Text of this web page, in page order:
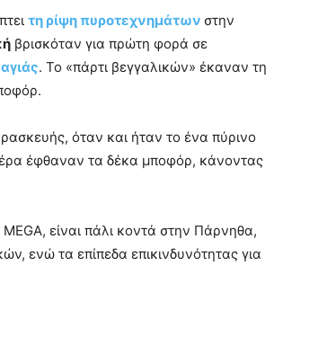
τη ρίψη πυροτεχνημάτων στην
βρισκόταν για πρώτη φορά σε
. Το «πάρτι βεγγαλικών» έκαναν τη
όταν και ήταν το ένα πύρινο
έφθαναν τα δέκα μποφόρ, κάνοντας
είναι πάλι κοντά στην Πάρνηθα,
ενώ τα επίπεδα επικινδυνότητας για